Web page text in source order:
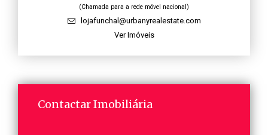
(Chamada para a rede móvel nacional)
lojafunchal@urbanyrealestate.com
Ver Imóveis
Contactar Imobiliária